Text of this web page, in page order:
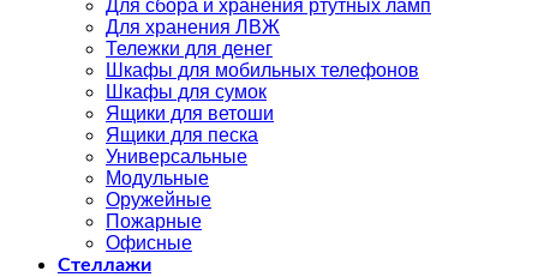
Для сбора и хранения ртутных ламп
Для хранения ЛВЖ
Тележки для денег
Шкафы для мобильных телефонов
Шкафы для сумок
Ящики для ветоши
Ящики для песка
Универсальные
Модульные
Оружейные
Пожарные
Офисные
Стеллажи